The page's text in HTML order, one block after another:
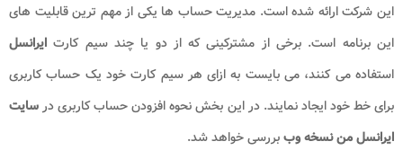
این شرکت ارائه شده است. مدیریت حساب ها یکی از مهم ترین قابلیت های
این برنامه است. برخی از مشترکینی که از دو یا چند سیم کارت ایرانسل
استفاده می کنند، می بایست به ازای هر سیم کارت خود یک حساب کاربری
برای خط خود ایجاد نمایند. در این بخش نحوه افزودن حساب کاربری درسایت
ایرانسل مننسخه وببررسی خواهد شد.